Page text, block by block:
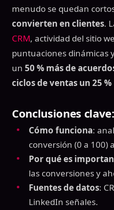
menudo se quedan
convierten en clientes.
CRM, actividad del sitio
puntuaciones dinámicas
un 50 % más de
ciclos de ventas un 25
Conclusiones clave:
Cómo funciona:
conversión (0 a 100)
Por qué es
las conversiones y
Fuentes de datos:
LinkedIn señales.